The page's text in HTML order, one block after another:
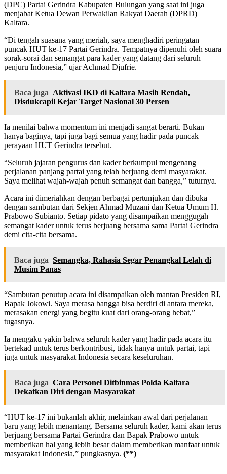
(DPC) Partai Gerindra Kabupaten Bulungan yang saat ini juga
menjabat Ketua Dewan Perwakilan Rakyat Daerah (DPRD)
Kaltara.
“Di tengah suasana yang meriah, saya menghadiri peringatan
puncak HUT ke-17 Partai Gerindra. Tempatnya dipenuhi oleh suara
sorak-sorai dan semangat para kader yang datang dari seluruh
penjuru Indonesia,” ujar Achmad Djufrie.
Baca juga Aktivasi IKD di Kaltara Masih Rendah,
Disdukcapil Kejar Target Nasional 30 Persen
Ia menilai bahwa momentum ini menjadi sangat berarti. Bukan
hanya baginya, tapi juga bagi semua yang hadir pada puncak
perayaan HUT Gerindra tersebut.
“Seluruh jajaran pengurus dan kader berkumpul mengenang
perjalanan panjang partai yang telah berjuang demi masyarakat.
Saya melihat wajah-wajah penuh semangat dan bangga,” tuturnya.
Acara ini dimeriahkan dengan berbagai pertunjukan dan dibuka
dengan sambutan dari Sekjen Ahmad Muzani dan Ketua Umum H.
Prabowo Subianto. Setiap pidato yang disampaikan menggugah
semangat kader untuk terus berjuang bersama sama Partai Gerindra
demi cita-cita bersama.
Baca juga Semangka, Rahasia Segar Penangkal Lelah di
Musim Panas
“Sambutan penutup acara ini disampaikan oleh mantan Presiden RI,
Bapak Jokowi. Saya merasa bangga bisa berdiri di antara mereka,
merasakan energi yang begitu kuat dari orang-orang hebat,”
tugasnya.
Ia mengaku yakin bahwa seluruh kader yang hadir pada acara itu
bertekad untuk terus berkontribusi, tidak hanya untuk partai, tapi
juga untuk masyarakat Indonesia secara keseluruhan.
Baca juga Cara Personel Ditbinmas Polda Kaltara
Dekatkan Diri dengan Masyarakat
“HUT ke-17 ini bukanlah akhir, melainkan awal dari perjalanan
baru yang lebih menantang. Bersama seluruh kader, kami akan terus
berjuang bersama Partai Gerindra dan Bapak Prabowo untuk
memberikan hal yang lebih besar dalam memberikan manfaat untuk
masyarakat Indonesia,” pungkasnya. (**)